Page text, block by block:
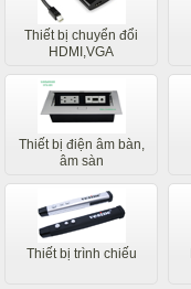
Thiết bị chuyển đổi
HDMI,VGA
Thiết bị điện âm bàn,
âm sàn
Thiết bị trình chiếu